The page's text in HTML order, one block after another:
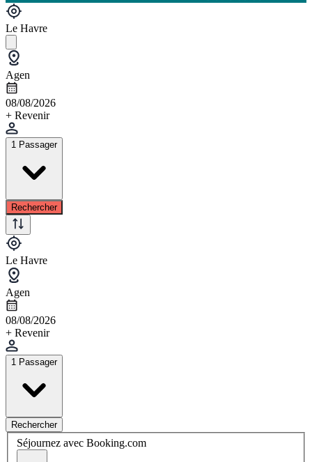
Le Havre
Agen
08/08/2026
+ Revenir
1 Passager
Rechercher
Le Havre
Agen
08/08/2026
+ Revenir
1 Passager
Rechercher
Séjournez avec Booking.com